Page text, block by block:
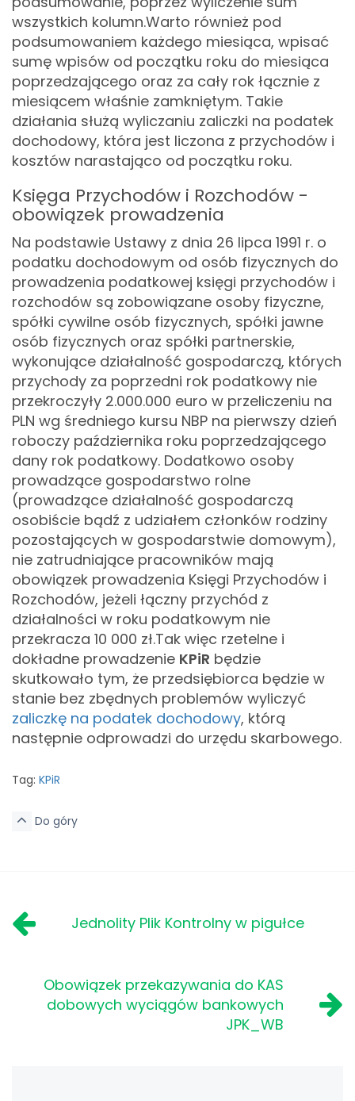
wszystkich kolumn.Warto również pod
podsumowaniem każdego miesiąca, wpisać
sumę wpisów od początku roku do miesiąca
poprzedzającego oraz za cały rok łącznie z
miesiącem właśnie zamkniętym. Takie
działania służą wyliczaniu zaliczki na podatek
dochodowy, która jest liczona z przychodów i
kosztów narastająco od początku roku.
Księga Przychodów i Rozchodów -
obowiązek prowadzenia
Na podstawie Ustawy z dnia 26 lipca 1991 r. o
podatku dochodowym od osób fizycznych do
prowadzenia podatkowej księgi przychodów i
rozchodów są zobowiązane osoby fizyczne,
spółki cywilne osób fizycznych, spółki jawne
osób fizycznych oraz spółki partnerskie,
wykonujące działalność gospodarczą, których
przychody za poprzedni rok podatkowy nie
przekroczyły 2.000.000 euro w przeliczeniu na
PLN wg średniego kursu NBP na pierwszy dzień
roboczy października roku poprzedzającego
dany rok podatkowy. Dodatkowo osoby
prowadzące gospodarstwo rolne
(prowadzące działalność gospodarczą
osobiście bądź z udziałem członków rodziny
pozostających w gospodarstwie domowym),
nie zatrudniające pracowników mają
obowiązek prowadzenia Księgi Przychodów i
Rozchodów, jeżeli łączny przychód z
działalności w roku podatkowym nie
przekracza 10 000 zł.Tak więc rzetelne i
dokładne prowadzenie KPiR będzie
skutkowało tym, że przedsiębiorca będzie w
stanie bez zbędnych problemów wyliczyć
zaliczkę na podatek dochodowy, którą
następnie odprowadzi do urzędu skarbowego.
Tag: KPiR
Do góry
Jednolity Plik Kontrolny w pigułce
Obowiązek przekazywania do KAS
dobowych wyciągów bankowych
JPK_WB